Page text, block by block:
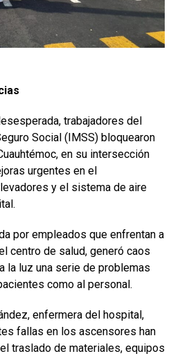
trabajadores del
Social (IMSS) bloquearon
en su intersección
urgentes en el
y el sistema de aire
por empleados que enfrentan a
centro de salud, generó caos
la luz una serie de problemas
como al personal.
enfermera del hospital,
fallas en los ascensores han
traslado de materiales, equipos